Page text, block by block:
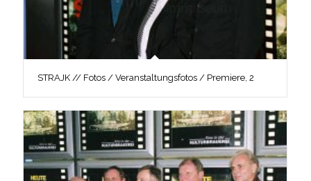
STRAJK // Fotos / Veranstaltungsfotos / Premiere, 2